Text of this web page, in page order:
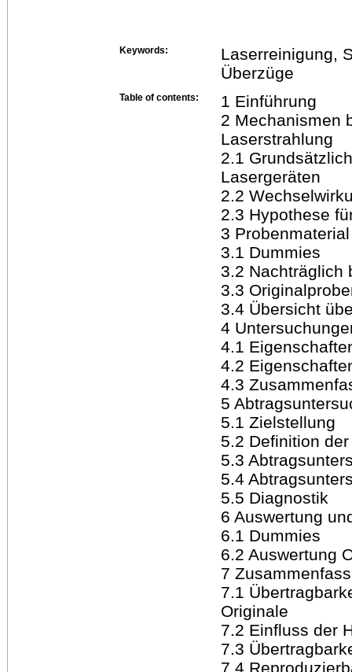
Keywords:
Laserreinigung,
Überzüge
Table of contents:
1 Einführung
2 Mechanismen
Laserstrahlung
2.1
Lasergeräten
2.2
2.3 Hypothese
3 Probenmaterial
3.1 Dummies
3.2 Nachträglich
3.3
3.4 Übersicht
4
4.1
4.2
4.3
5
5.1 Zielstellung
5.2 Definition
5.3
5.4
5.5 Diagnostik
6 Auswertung
6.1 Dummies
6.2 Auswertung
7
7.1
Originale
7.2 Einfluss der
7.3
7.4